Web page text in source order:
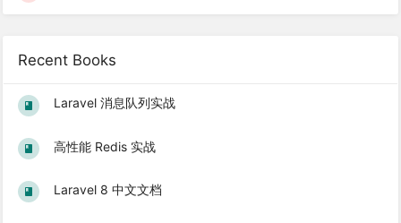
Recent Books
Laravel 消息队列实战
高性能 Redis 实战
Laravel 8 中文文档